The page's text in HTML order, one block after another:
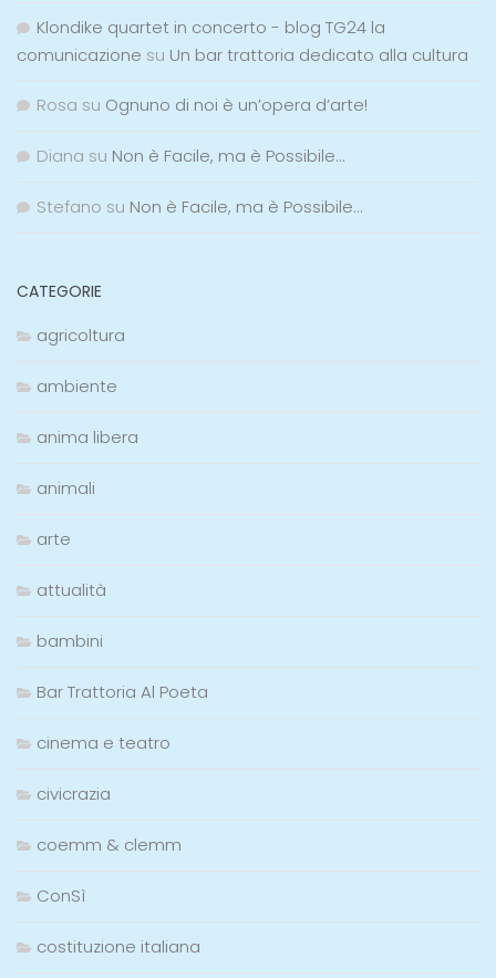
Klondike quartet in concerto - blog TG24 la
comunicazione su Un bar trattoria dedicato alla cultura
Rosa su Ognuno di noi è un’opera d’arte!
Diana su Non è Facile, ma è Possibile…
Stefano su Non è Facile, ma è Possibile…
CATEGORIE
agricoltura
ambiente
anima libera
animali
arte
attualità
bambini
Bar Trattoria Al Poeta
cinema e teatro
civicrazia
coemm & clemm
ConSì
costituzione italiana